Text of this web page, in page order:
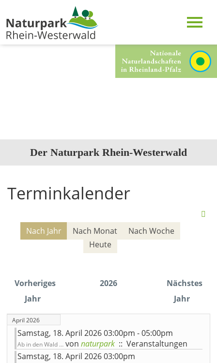
Der Naturpark Rhein-Westerwald
Terminkalender
Nach Jahr Nach Monat
Nach Woche
Heute
Vorheriges
Jahr
2026
Nächstes
Jahr
April 2026
Samstag, 18. April 2026 03:00pm - 05:00pm
Ab in den Wald … von naturpark :: Veranstaltungen
Samstag, 18. April 2026 03:00pm